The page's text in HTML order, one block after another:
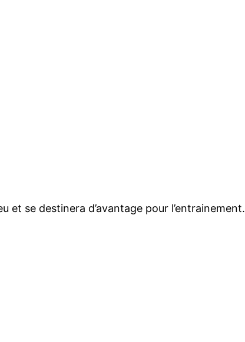
et se destinera d’avantage pour l’entrainement.